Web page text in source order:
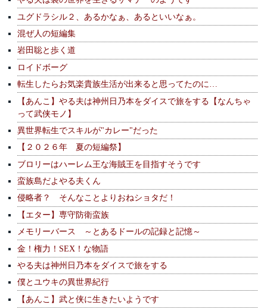
ユグドラシル２、あるかなぁ、あるといいなぁ。
混ぜ人の短編集
岩田聡と歩く道
ロイドボーグ
転生したらお気楽貴族生活が出来ると思ってたのに…
【あんこ】やる夫は神州日乃本をダイスで旅をする【なんちゃ
って武侠モノ】
異世界転生でスキルが"カレー"だった
【２０２６年 夏の短編祭】
ブロリーはハーレム王な海賊王を目指すそうです
蛮族島だよやる夫くん
侵略者？ そんなことよりおねショタだ！
【エター】専守防衛蛮族
メモリーバース ～とあるドールの記録と記憶～
金！権力！SEX！な物語
やる夫は神州日乃本をダイスで旅をする
僕とユウキの異世界紀行
【あんこ】武と侠に生きたいようです